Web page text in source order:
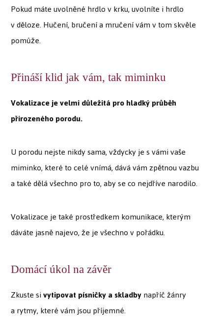
Pokud máte uvolněné hrdlo v krku, uvolníte i hrdlo
v děloze. Hučení, bručení a mručení vám v tom skvěle
pomůže.
Přináší klid jak vám, tak miminku
Vokalizace je velmi důležitá pro hladký průběh
přirozeného porodu.
U porodu nejste nikdy sama, vždycky je s vámi vaše
miminko, které to celé vnímá, dává vám zpětnou vazbu
a také dělá všechno pro to, aby se co nejdříve narodilo.
Vokalizace je také prostředkem komunikace, kterým
dáváte jasně najevo, že je všechno v pořádku.
Domácí úkol na závěr
Zkuste sivytipovat písničky a skladbynapříč žánry
a rytmy, které vám jsou příjemné.